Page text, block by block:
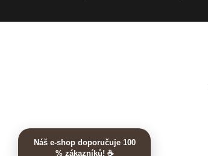
Náš e-shop doporučuje 100
% zákazníků! ☕